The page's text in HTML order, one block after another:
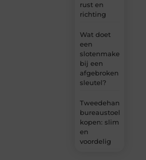
rust en
richting
Wat doet
een
slotenmaker
bij een
afgebroken
sleutel?
Tweedehands
bureaustoel
kopen: slim
en
voordelig